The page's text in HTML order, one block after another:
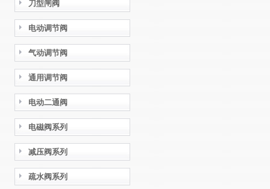
刀型闸阀
电动调节阀
气动调节阀
通用调节阀
电动二通阀
电磁阀系列
减压阀系列
疏水阀系列